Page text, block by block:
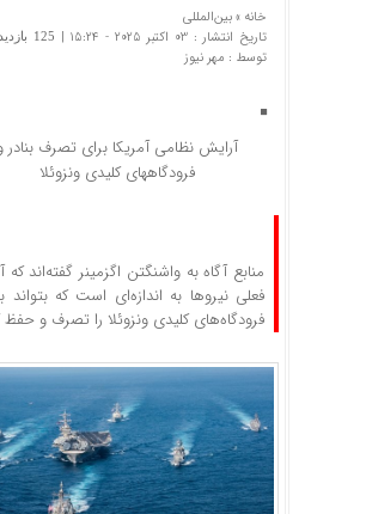
خانه »بین‌المللی
تاریخ انتشار : 03 اکتبر 2025 - 15:24 |
125 بازدید
توسط : مهر نیوز
آرایش نظامی آمریکا برای تصرف بنادر
فرودگاههای کلیدی ونزوئلا
منابع آگاه به واشنگتن اگزمینر گفته‌اند که
فعلی نیروها به اندازه‌ای است که بتواند
فرودگاه‌های کلیدی ونزوئلا را تصرف و حفظ